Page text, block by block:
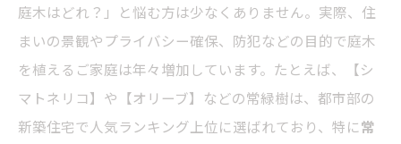
庭木はどれ？」と悩む方は少なくありません。実際、住
まいの景観やプライバシー確保、防犯などの目的で庭木
を植えるご家庭は年々増加しています。たとえば、【シ
マトネリコ】や【オリーブ】などの常緑樹は、都市部の
新築住宅で人気ランキング上位に選ばれており、特に常